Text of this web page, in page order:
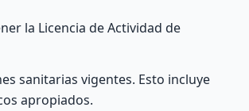
la Licencia de Actividad de
sanitarias vigentes. Esto incluye
apropiados.